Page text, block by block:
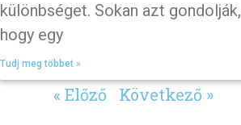
különbséget. Sokan azt gondolják,
hogy egy
Tudj meg többet »
« Előző Következő »